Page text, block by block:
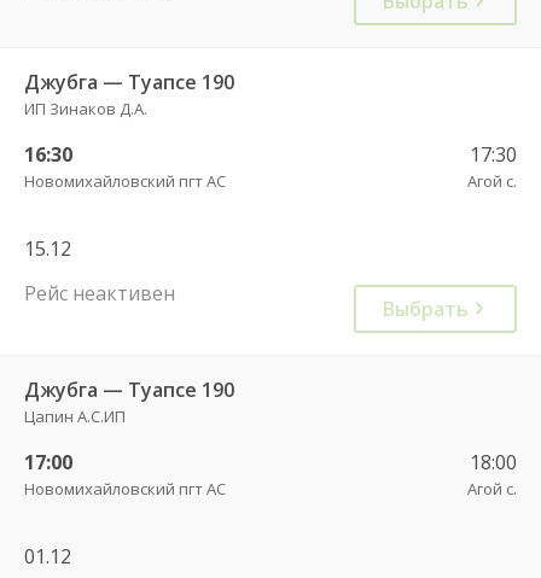
Джубга — Туапсе 190
ИП Зинаков Д.А.
16:30
Новомихайловский пгт АС
17:30
Агой с.
15.12
Рейс неактивен
Выбрать
Джубга — Туапсе 190
Цапин А.С.ИП
17:00
Новомихайловский пгт АС
18:00
Агой с.
01.12